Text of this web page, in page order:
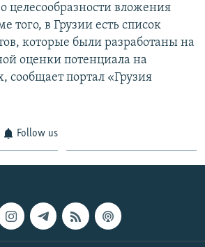
целесообразности вложения
того, в Грузии есть список
которые были разработаны на
оценки потенциала на
сообщает портал «Грузия
Follow us